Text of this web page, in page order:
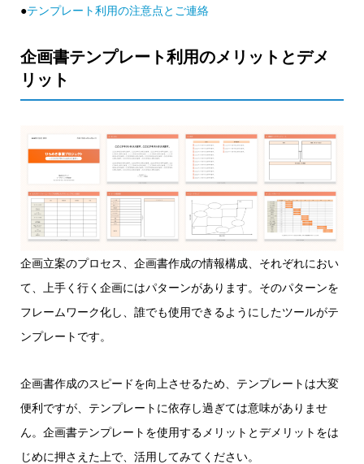
●テンプレート利用の注意点とご連絡
企画書テンプレート利用のメリットとデメ
リット
企画立案のプロセス、企画書作成の情報構成、それぞれにおい
て、上手く行く企画にはパターンがあります。そのパターンを
フレームワーク化し、誰でも使用できるようにしたツールがテ
ンプレートです。
企画書作成のスピードを向上させるため、テンプレートは大変
便利ですが、テンプレートに依存し過ぎては意味がありませ
ん。企画書テンプレートを使用するメリットとデメリットをは
じめに押さえた上で、活用してみてください。